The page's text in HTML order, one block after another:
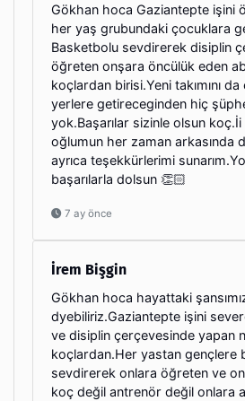
Gökhan hoca Gaziantepte işini
her yaş grubundaki çocuklara
Basketbolu sevdirerek disiplin
öğreten onşara öncülük eden
koçlardan birisi.Yeni takımını
yerlere getireceginden hiç
yok.Başarılar sizinle olsun koç.İi
oğlumun her zaman arkasında
ayrıca teşekkürlerimi
başarılarla dolsun 👏🏻
7 ay önce
İrem Bişgin
Gökhan hoca hayattaki
dyebiliriz.Gaziantepte işini
ve disiplin çerçevesinde yapan
koçlardan.Her yastan gençlere
sevdirerek onlara öğreten ve
koç değil antrenör değil onlara